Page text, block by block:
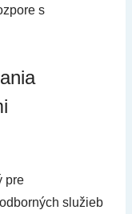
s
pre
služieb